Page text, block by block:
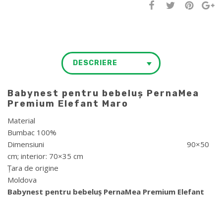
DESCRIERE
Babynest pentru bebeluș PernaMea
Premium Elefant Maro
Material
Bumbac 100%
Dimensiuni 90×50
cm; interior: 70×35 cm
Țara de origine
Moldova
Babynest pentru bebeluș PernaMea Premium Elefant